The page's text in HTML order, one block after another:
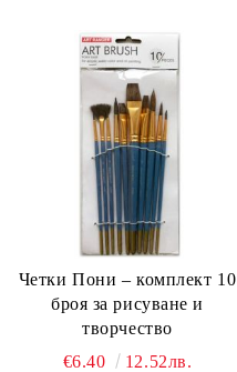
Четки Пони – комплект 10
броя за рисуване и
творчество
€6.40
12.52лв.